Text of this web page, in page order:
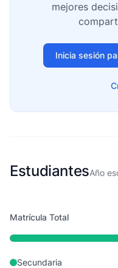
mejores
Inicia sesión
EstudiantesAño
Matrícula Total
Secundaria